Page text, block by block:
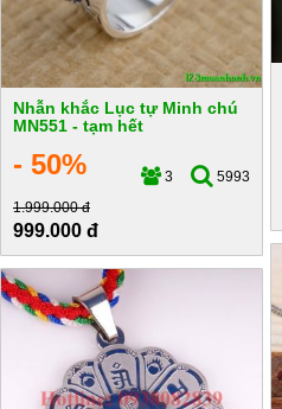
Nhẫn khắc Lục tự Minh chú
MN551 - tạm hết
- 50% 3
5993
1.999.000 đ
999.000 đ